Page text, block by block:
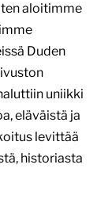
aloitimme
Duden
uniikki
eläväistä ja
levittää
historiasta